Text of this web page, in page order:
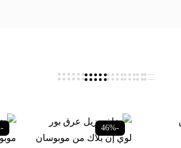
-46%
-50%